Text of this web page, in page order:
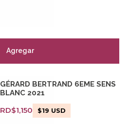
Agregar
GÉRARD BERTRAND 6EME SENS
BLANC 2021
RD$1,150 $19 USD